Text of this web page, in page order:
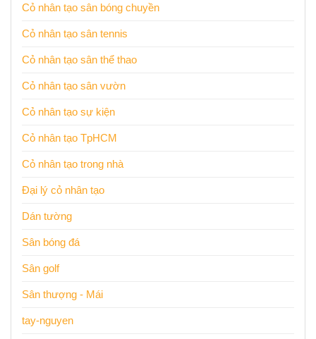
Cỏ nhân tạo sân bóng chuyền
Cỏ nhân tạo sân tennis
Cỏ nhân tạo sân thể thao
Cỏ nhân tạo sân vườn
Cỏ nhân tạo sự kiện
Cỏ nhân tạo TpHCM
Cỏ nhân tạo trong nhà
Đại lý cỏ nhân tạo
Dán tường
Sân bóng đá
Sân golf
Sân thượng - Mái
tay-nguyen